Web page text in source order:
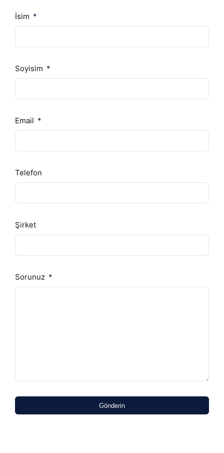
İsim
Soyisim
Email
Telefon
Şirket
Sorunuz
Gönderin